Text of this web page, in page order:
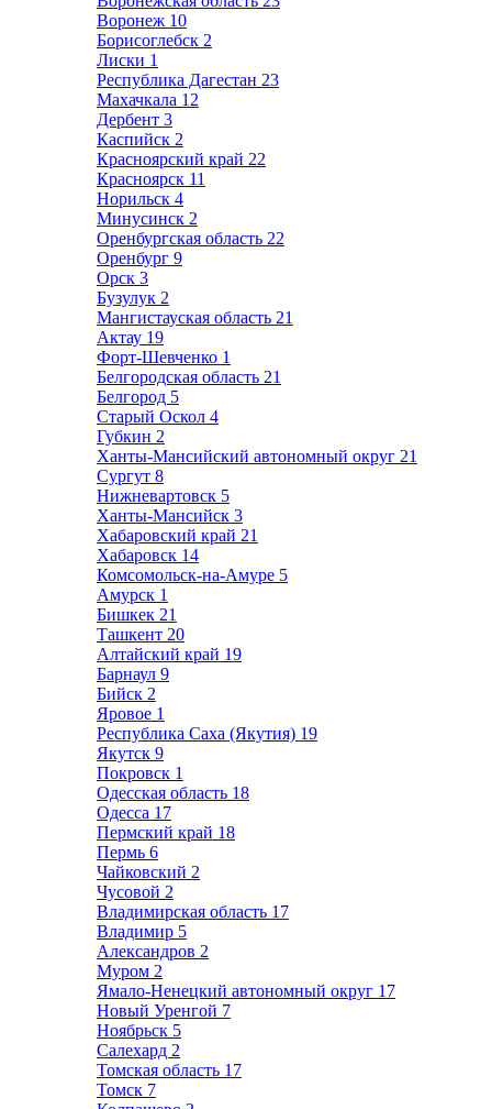
Воронеж 10
Борисоглебск 2
Лиски 1
Республика Дагестан 23
Махачкала 12
Дербент 3
Каспийск 2
Красноярский край 22
Красноярск 11
Норильск 4
Минусинск 2
Оренбургская область 22
Оренбург 9
Орск 3
Бузулук 2
Мангистауская область 21
Актау 19
Форт-Шевченко 1
Белгородская область 21
Белгород 5
Старый Оскол 4
Губкин 2
Ханты-Мансийский автономный округ 21
Сургут 8
Нижневартовск 5
Ханты-Мансийск 3
Хабаровский край 21
Хабаровск 14
Комсомольск-на-Амуре 5
Амурск 1
Бишкек 21
Ташкент 20
Алтайский край 19
Барнаул 9
Бийск 2
Яровое 1
Республика Саха (Якутия) 19
Якутск 9
Покровск 1
Одесская область 18
Одесса 17
Пермский край 18
Пермь 6
Чайковский 2
Чусовой 2
Владимирская область 17
Владимир 5
Александров 2
Муром 2
Ямало-Ненецкий автономный округ 17
Новый Уренгой 7
Ноябрьск 5
Салехард 2
Томская область 17
Томск 7